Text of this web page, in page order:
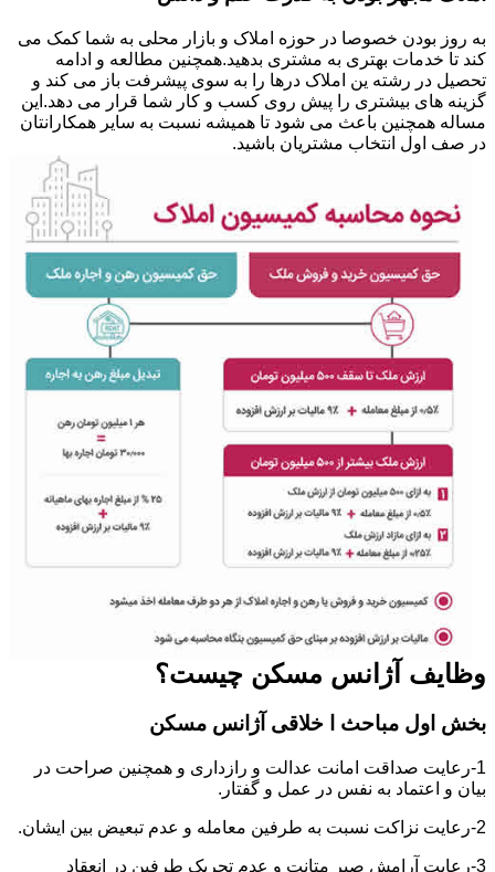
به روز بودن خصوصا در حوزه املاک و بازار محلی به شما کمک می
کند تا خدمات بهتری به مشتری بدهید.همچنین مطالعه و ادامه
تحصیل در رشته ین املاک درها را به سوی پیشرفت باز می کند و
گزینه های بیشتری را پیش روی کسب و کار شما قرار می دهد.این
مساله همچنین باعث می شود تا همیشه نسبت به سایر همکارانتان
در صف اول انتخاب مشتریان باشید.
وظایف آژانس مسکن چیست؟
بخش اول مباحث ا خلاقی آژانس مسکن
1-رعایت صداقت امانت عدالت و رازداری و همچنین صراحت در
بیان و اعتماد به نفس در عمل و گفتار.
2-رعایت نزاکت نسبت به طرفین معامله و عدم تبعیض بین ایشان.
3-رعایت آرامش صبر متانت و عدم تحریک طرفین در انعقاد